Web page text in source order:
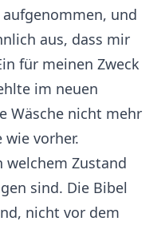
und
aus, dass mir
für meinen Zweck
im neuen
Wäsche nicht mehr
vorher.
welchem Zustand
sind. Die Bibel
nicht vor dem